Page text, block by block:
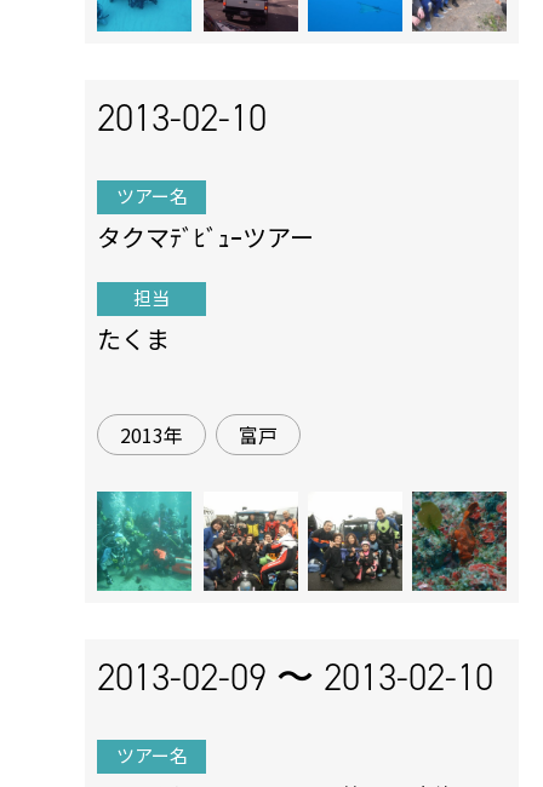
2013-02-10
ツアー名
タクマﾃﾞﾋﾞｭｰツアー
担当
たくま
2013年 富戸
2013-02-09 〜 2013-02-10
ツアー名